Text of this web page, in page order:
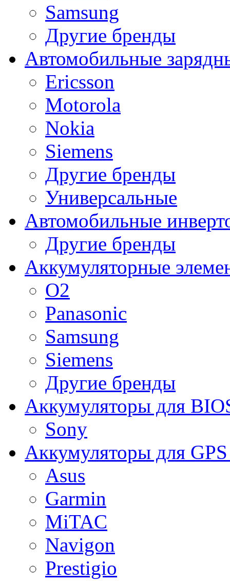
Samsung
Другие бренды
Автомобильные
Ericsson
Motorola
Nokia
Siemens
Другие бренды
Универсальные
Автомобильные
Другие бренды
Аккумуляторные
O2
Panasonic
Samsung
Siemens
Другие бренды
Аккумуляторы для
Sony
Аккумуляторы для GPS
Asus
Garmin
MiTAC
Navigon
Prestigio